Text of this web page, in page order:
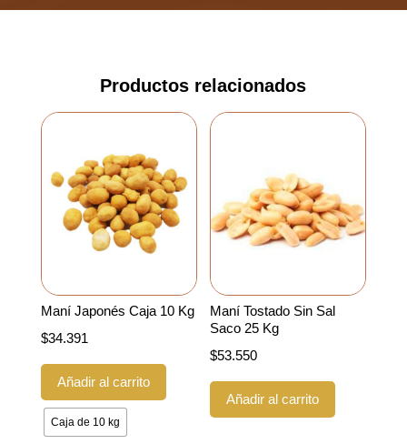
Productos relacionados
Maní Japonés Caja 10 Kg
$34.391
Añadir al carrito
producto
Caja de 10 kg
Maní Tostado Sin Sal
Saco 25 Kg
$53.550
Añadir al carrito